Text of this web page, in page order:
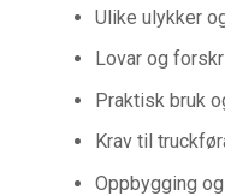
Ulike ulykker
Lovar og
Praktisk bruk
Krav til
Oppbygging